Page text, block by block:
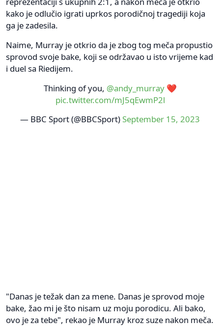
kako je odlučio igrati uprkos porodičnoj tragediji koja
ga je zadesila.
Naime, Murray je otkrio da je zbog tog meča propustio
sprovod svoje bake, koji se održavao u isto vrijeme kad
i duel sa Riedijem.
Thinking of you, @andy_murray❤️
pic.twitter.com/mJ5qEwmP2l
— BBC Sport (@BBCSport) September 15, 2023
"Danas je težak dan za mene. Danas je sprovod moje
bake, žao mi je što nisam uz moju porodicu. Ali bako,
ovo je za tebe", rekao je Murray kroz suze nakon meča.